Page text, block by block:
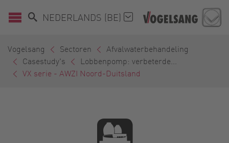
NEDERLANDS (BE)
Vogelsang Sectoren
Afvalwaterbehandeling
Casestudy's
Lobbenpomp: verbeterde...
VX serie - AWZI Noord-Duitsland